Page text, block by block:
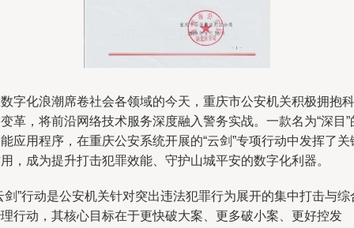
字化浪潮席卷社会各领域的今天，重庆市公安机关积极拥抱科
革，将前沿网络技术服务深度融入警务实战。一款名为“深目”
应用程序，在重庆公安系统开展的“云剑”专项行动中发挥了关
，成为提升打击犯罪效能、守护山城平安的数字化利器。
剑”行动是公安机关针对突出违法犯罪行为展开的集中打击与综
行动，其核心目标在于更快破大案、更多破小案、更好控发